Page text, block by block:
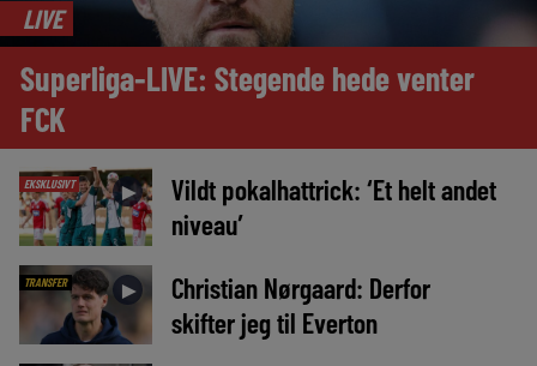
LIVE
Superliga-LIVE: Stegende hede venter
FCK
EKSKLUSIVT ►
Vildt pokalhattrick: ‘Et helt andet
niveau’
TRANSFER ►
Christian Nørgaard: Derfor
skifter jeg til Everton